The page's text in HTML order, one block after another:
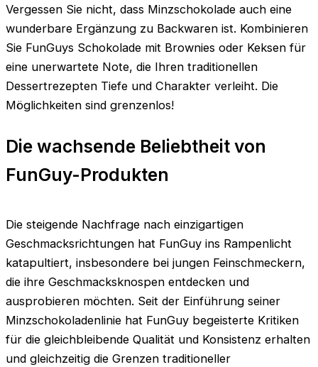
Vergessen Sie nicht, dass Minzschokolade auch eine
wunderbare Ergänzung zu Backwaren ist. Kombinieren
Sie FunGuys Schokolade mit Brownies oder Keksen für
eine unerwartete Note, die Ihren traditionellen
Dessertrezepten Tiefe und Charakter verleiht. Die
Möglichkeiten sind grenzenlos!
Die wachsende Beliebtheit von
FunGuy-Produkten
Die steigende Nachfrage nach einzigartigen
Geschmacksrichtungen hat FunGuy ins Rampenlicht
katapultiert, insbesondere bei jungen Feinschmeckern,
die ihre Geschmacksknospen entdecken und
ausprobieren möchten. Seit der Einführung seiner
Minzschokoladenlinie hat FunGuy begeisterte Kritiken
für die gleichbleibende Qualität und Konsistenz erhalten
und gleichzeitig die Grenzen traditioneller